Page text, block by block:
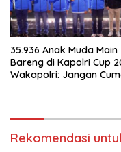
35.936 Anak Muda Main
Bareng di Kapolri Cup
Wakapolri: Jangan
Rekomendasi